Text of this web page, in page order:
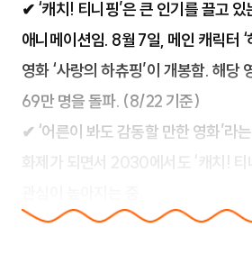
✔ ‘캐치! 티니핑’은 큰 인기를 끌고 있
애니메이션임. 8월 7일, 메인 캐릭터 ‘
영화 ‘사랑의 하츄핑’이 개봉함. 해당
69만 명을 돌파. (8/22 기준)
✔ ‘어른이 봐도 감동할 만한 영화’라
화제가 되면서 2030에서도 ‘캐치! 티